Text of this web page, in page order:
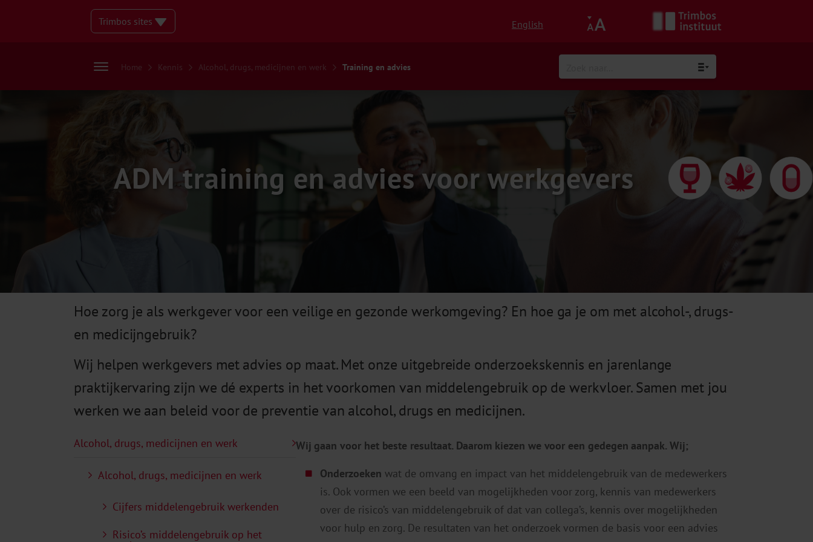
Trimbos sites English
Home Kennis Alcohol, drugs, medicijnen en werk Training en advies
ADM training en advies voor werkgevers
Hoe zorg je als werkgever voor een veilige en gezonde werkomgeving? En hoe ga je om met alcohol-, drugs-
en medicijngebruik?
Wij helpen werkgevers met advies op maat. Met onze uitgebreide onderzoekskennis en jarenlange
praktijkervaring zijn we dé experts in het voorkomen van middelengebruik op de werkvloer. Samen met jou
werken we aan beleid voor de preventie van alcohol, drugs en medicijnen.
Alcohol, drugs, medicijnen en werk
Alcohol, drugs, medicijnen en werk
Cijfers middelengebruik werkenden
Risico’s middelengebruik op het
Wij gaan voor het beste resultaat. Daarom kiezen we voor een gedegen aanpak. Wij;
Onderzoeken wat de omvang en impact van het middelengebruik van de medewerkers
is. Ook vormen we een beeld van mogelijkheden voor zorg, kennis van medewerkers
over de risico’s van middelengebruik of dat van collega’s, kennis over mogelijkheden
voor hulp en zorg. De resultaten van het onderzoek vormen de basis voor een advies